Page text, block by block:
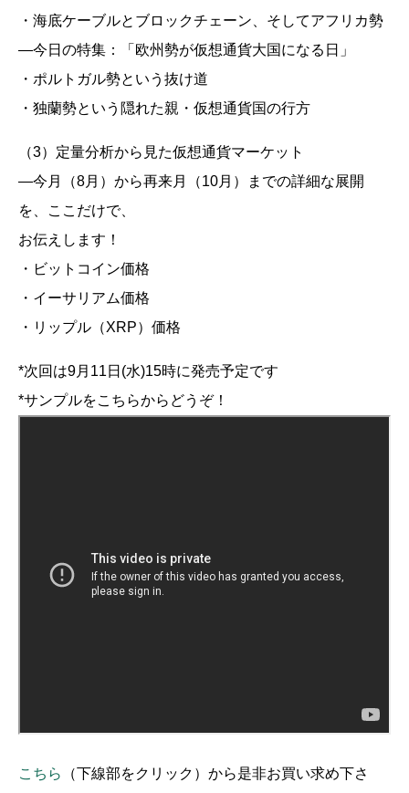
・海底ケーブルとブロックチェーン、そしてアフリカ勢
―今日の特集：「欧州勢が仮想通貨大国になる日」
・ポルトガル勢という抜け道
・独蘭勢という隠れた親・仮想通貨国の行方
（3）定量分析から見た仮想通貨マーケット
―今月（8月）から再来月（10月）までの詳細な展開
を、ここだけで、
お伝えします！
・ビットコイン価格
・イーサリアム価格
・リップル（XRP）価格
*次回は9月11日(水)15時に発売予定です
*サンプルをこちらからどうぞ！
こちら
（下線部をクリック）から是非お買い求め下さ